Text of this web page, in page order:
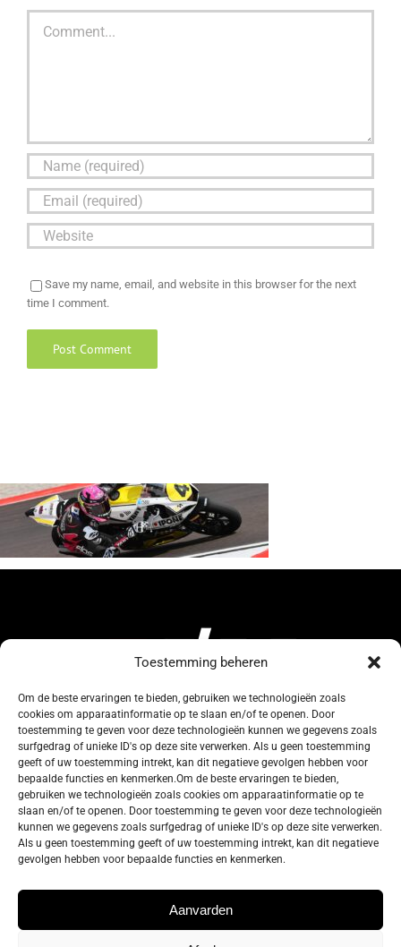
Toestemming beheren
Om de beste ervaringen te bieden, gebruiken we technologieën zoals
cookies om apparaatinformatie op te slaan en/of te openen. Door
toestemming te geven voor deze technologieën kunnen we gegevens zoals
surfgedrag of unieke ID's op deze site verwerken. Als u geen toestemming
geeft of uw toestemming intrekt, kan dit negatieve gevolgen hebben voor
bepaalde functies en kenmerken.Om de beste ervaringen te bieden,
gebruiken we technologieën zoals cookies om apparaatinformatie op te
slaan en/of te openen. Door toestemming te geven voor deze technologieën
kunnen we gegevens zoals surfgedrag of unieke ID's op deze site verwerken.
Als u geen toestemming geeft of uw toestemming intrekt, kan dit negatieve
gevolgen hebben voor bepaalde functies en kenmerken.
Aanvarden
Save my name, email, and website in this browser for the next
time I comment.
134, Rue de Coquelet
5000 Bouge-Namur
Belgique
info@zelos.be
Tel : +32(0) 81/20.83.97
TVA : 0695.625.206